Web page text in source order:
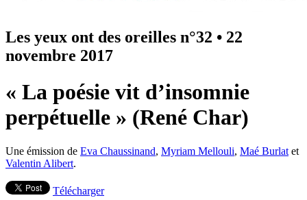
Les yeux ont des oreilles n°32 • 22
novembre 2017
« La poésie vit d’insomnie
perpétuelle » (René Char)
Une émission de Eva Chaussinand, Myriam Mellouli, Maé Burlat et
Valentin Alibert.
Télécharger